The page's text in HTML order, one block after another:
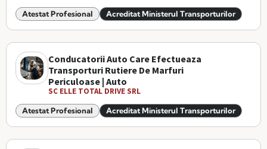
Atestat Profesional Acreditat Ministerul Transporturilor
Conducatorii Auto Care Efectueaza
Transporturi Rutiere De Marfuri
Periculoase | Auto
SC ELLE TOTAL DRIVE SRL
Atestat Profesional Acreditat Ministerul Transporturilor